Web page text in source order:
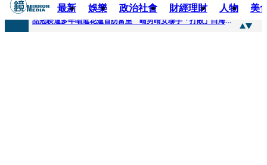
最新 娛樂 政治社會 財經理財 人物 美
快訊
品冠睽違多年唱進花蓮首訪富里 晴男晴女聯手「打敗」白海豚颱風